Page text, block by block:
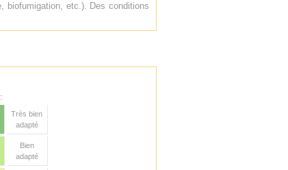
biofumigation, etc.). Des conditions
Très bien
adapté
Bien
adapté